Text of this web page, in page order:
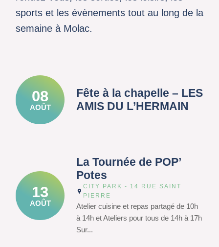
sports et les évènements tout au long de la
semaine à Molac.
08
AOÛT
Fête à la chapelle – LES
AMIS DU L’HERMAIN
13
AOÛT
La Tournée de POP’
Potes
CITY PARK - 14 RUE SAINT
PIERRE
Atelier cuisine et repas partagé de 10h
à 14h et Ateliers pour tous de 14h à 17h
Sur...